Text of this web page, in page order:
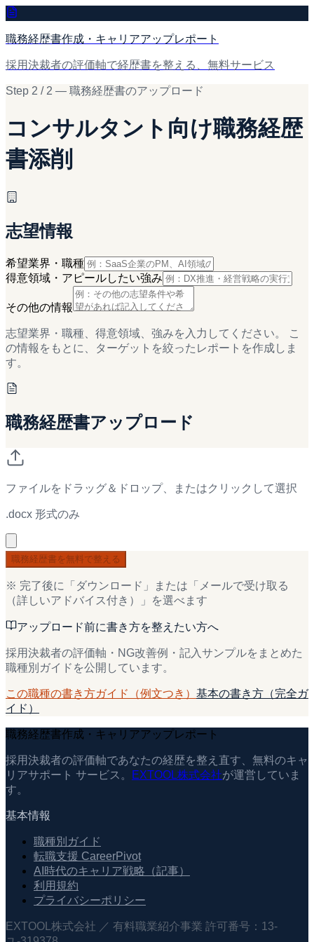
職務経歴書作成・キャリアアップレポート
採用決裁者の評価軸で経歴書を整える、無料サービス
Step 2 / 2 — 職務経歴書のアップロード
コンサルタント向け職務経歴
書添削
志望情報
希望業界・職種
得意領域・アピールしたい強み
その他の情報
志望業界・職種、得意領域、強みを入力してください。 こ
の情報をもとに、ターゲットを絞ったレポートを作成しま
す。
職務経歴書アップロード
ファイルをドラッグ＆ドロップ、またはクリックして選択
.docx 形式のみ
職務経歴書を無料で整える
※ 完了後に「ダウンロード」または「メールで受け取る
（詳しいアドバイス付き）」を選べます
アップロード前に書き方を整えたい方へ
採用決裁者の評価軸・NG改善例・記入サンプルをまとめた
職種別ガイドを公開しています。
この職種の書き方ガイド（例文つき） 基本の書き方（完全ガ
イド）
職務経歴書作成・キャリアアップレポート
採用決裁者の評価軸であなたの経歴を整え直す、無料のキャ
リアサポート サービス。
EXTOOL株式会社が運営していま
す。
基本情報
職種別ガイド
転職支援 CareerPivot
AI時代のキャリア戦略（記事）
利用規約
プライバシーポリシー
EXTOOL株式会社 ／ 有料職業紹介事業 許可番号：13-